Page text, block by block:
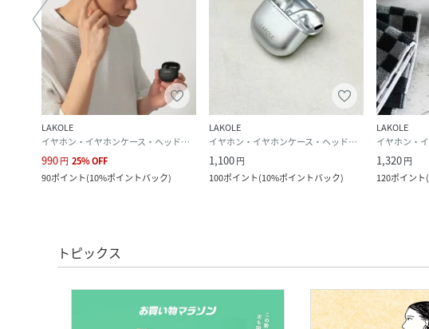
LAKOLE
イヤホン・イヤホンケース・ヘッドフォン
990円 25%OFF
90ポイント(10%ポイントバック)
LAKOLE
イヤホン・イヤホンケース・ヘッドフォン
1,100円
100ポイント(10%ポイントバック)
LAKOLE
1,320円
120ポイント(
トピックス